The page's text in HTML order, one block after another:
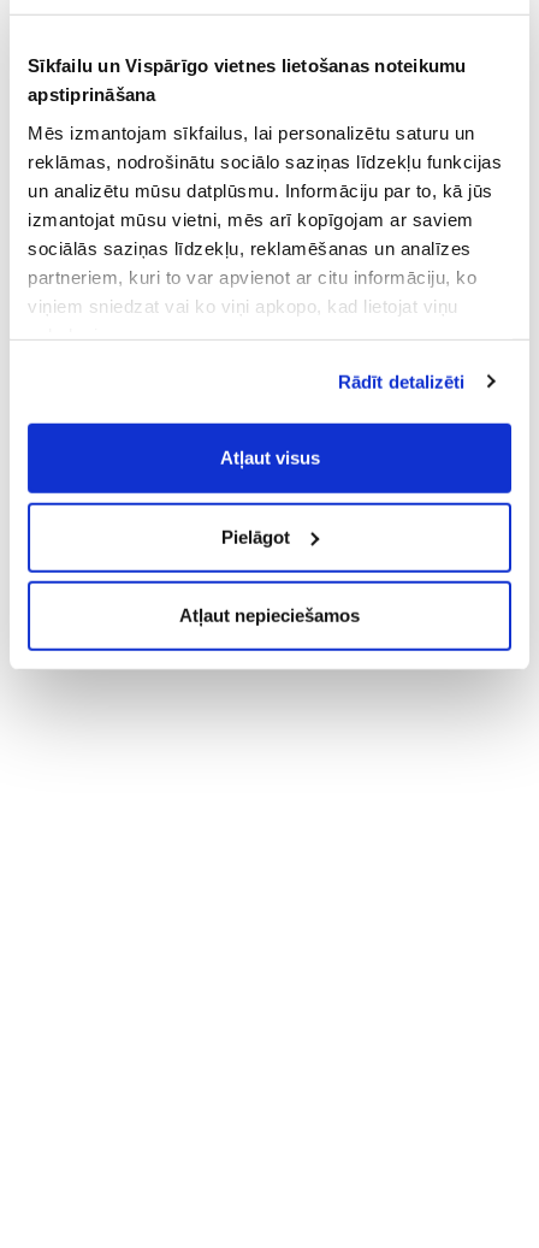
Sīkfailu un Vispārīgo vietnes lietošanas noteikumu
apstiprināšana
Mēs izmantojam sīkfailus, lai personalizētu saturu un
reklāmas, nodrošinātu sociālo saziņas līdzekļu funkcijas
un analizētu mūsu datplūsmu. Informāciju par to, kā jūs
izmantojat mūsu vietni, mēs arī kopīgojam ar saviem
sociālās saziņas līdzekļu, reklamēšanas un analīzes
partneriem, kuri to var apvienot ar citu informāciju, ko
viņiem sniedzat vai ko viņi apkopo, kad lietojat viņu
Vispārīgiem vietnes lietošanas
noteikumiem(saīsināti - VVLN).
Rādīt detalizēti
Atļaut visus
Pielāgot
Atļaut nepieciešamos